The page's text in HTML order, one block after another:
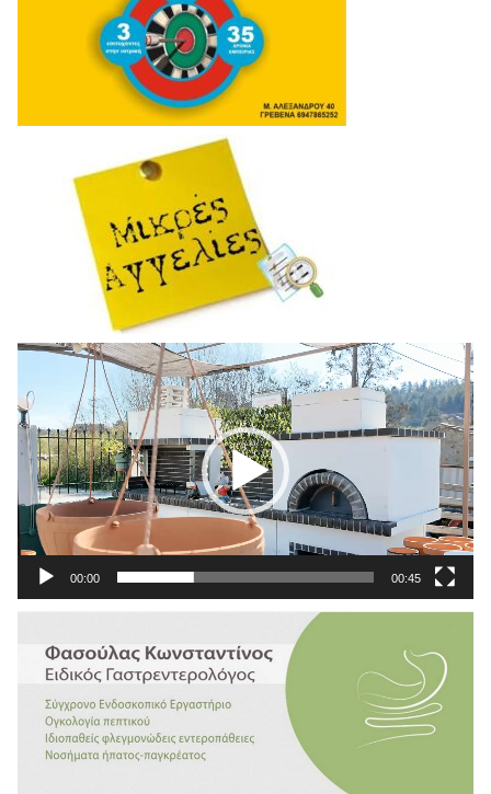
Πρόγραμμα
Αναπαραγωγής
Βίντεο
00:00 00:45